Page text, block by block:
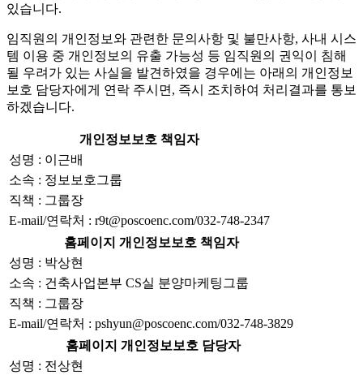
있습니다.
임직원의 개인정보와 관련한 문의사항 및 불만사항, 사내 시스
템 이용 중 개인정보의 유출 가능성 등 임직원의 권익이 침해
될 우려가 있는 사실을 발견하였을 경우에는 아래의 개인정보
보호 담당자에게 연락 주시면, 즉시 조치하여 처리결과를 통보
하겠습니다.
개인정보보호 책임자
성명 : 이근배
소속 : 정보보호그룹
직책 : 그룹장
E-mail/연락처 : r9t@poscoenc.com/032-748-2347
홈페이지 개인정보보호 책임자
성명 : 박상현
소속 : 건축사업본부 CS실 분양마케팅그룹
직책 : 그룹장
E-mail/연락처 : pshyun@poscoenc.com/032-748-3829
홈페이지 개인정보보호 담당자
성명 : 전상현